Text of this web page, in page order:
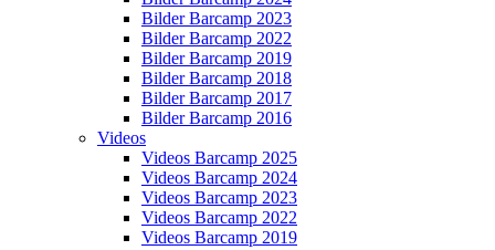
Bilder Barcamp 2023
Bilder Barcamp 2022
Bilder Barcamp 2019
Bilder Barcamp 2018
Bilder Barcamp 2017
Bilder Barcamp 2016
Videos
Videos Barcamp 2025
Videos Barcamp 2024
Videos Barcamp 2023
Videos Barcamp 2022
Videos Barcamp 2019